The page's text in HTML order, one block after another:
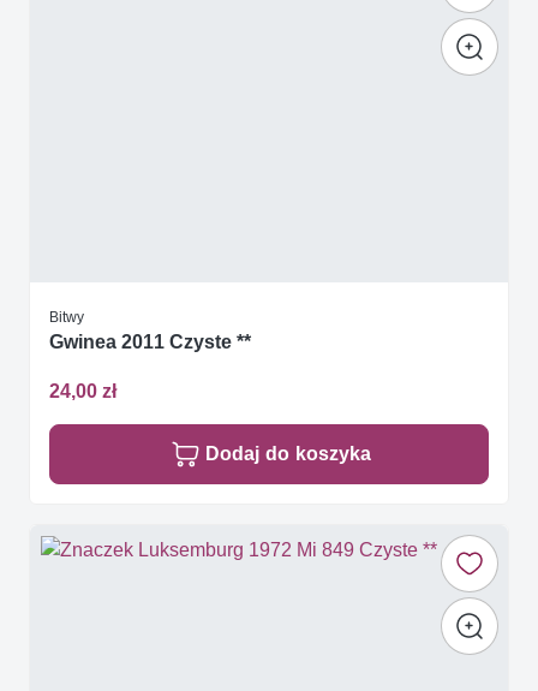
Bitwy
Gwinea 2011 Czyste **
24,00 zł
Dodaj do koszyka